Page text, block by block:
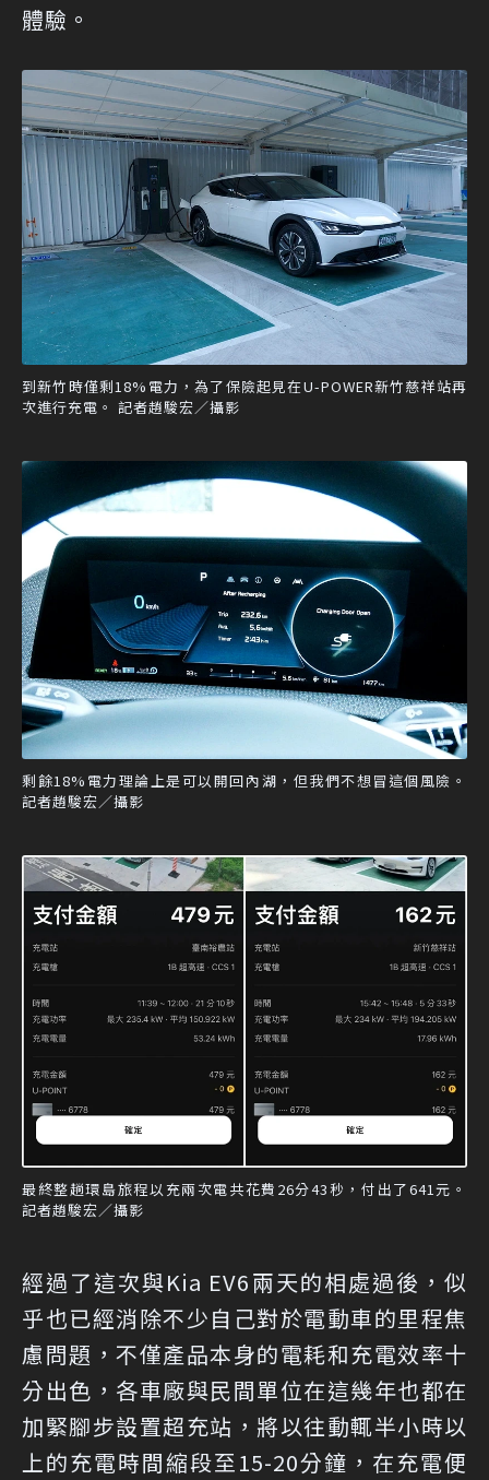
體驗。
到新竹時僅剩18%電力，為了保險起見在U-POWER新竹慈祥站再
次進行充電。 記者趙駿宏／攝影
剩餘18%電力理論上是可以開回內湖，但我們不想冒這個風險。
記者趙駿宏／攝影
最終整趟環島旅程以充兩次電共花費26分43秒，付出了641元。
記者趙駿宏／攝影
經過了這次與Kia EV6兩天的相處過後，似
乎也已經消除不少自己對於電動車的里程焦
慮問題，不僅產品本身的電耗和充電效率十
分出色，各車廠與民間單位在這幾年也都在
加緊腳步設置超充站，將以往動輒半小時以
上的充電時間縮段至15-20分鐘，在充電便